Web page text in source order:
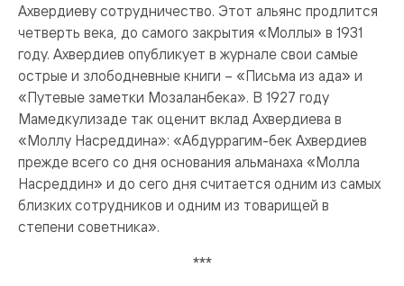
Ахвердиеву сотрудничество. Этот альянс продлится
четверть века, до самого закрытия «Моллы» в 1931
году. Ахвердиев опубликует в журнале свои самые
острые и злободневные книги – «Письма из ада» и
«Путевые заметки Мозаланбека». В 1927 году
Мамедкулизаде так оценит вклад Ахвердиева в
«Моллу Насреддина»: «Абдуррагим-бек Ахвердиев
прежде всего со дня основания альманаха «Молла
Насреддин» и до сего дня считается одним из самых
близких сотрудников и одним из товарищей в
степени советника».
***